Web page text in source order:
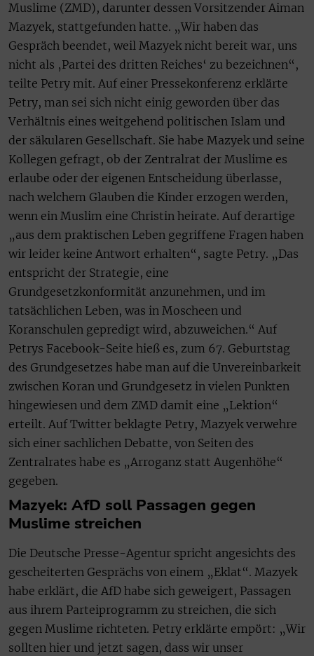
Muslime (ZMD), darunter dessen Vorsitzender Aiman
Mazyek, stattgefunden hatte. „Wir haben das
Gespräch beendet, weil Mazyek nicht bereit war, uns
nicht als ‚Partei des dritten Reiches‘ zu bezeichnen“,
teilte Petry mit. Auf einer Pressekonferenz erklärte
Petry, man sei sich nicht einig geworden über das
Verhältnis eines weitgehend politischen Islam und
der säkularen Gesellschaft. Sie habe Mazyek und seine
Kollegen gefragt, ob der Zentralrat der Muslime es
erlaube oder der eigenen Entscheidung überlasse,
nach welchem Glauben die Kinder erzogen werden,
wenn ein Muslim eine Christin heirate. Auf derartige
„aus dem praktischen Leben gegriffene Fragen haben
wir leider keine Antwort erhalten“, sagte Petry. „Das
entspricht der Strategie, eine
Grundgesetzkonformität anzunehmen, und im
tatsächlichen Leben, was in Moscheen und
Koranschulen gepredigt wird, abzuweichen.“ Auf
Petrys Facebook-Seite hieß es, zum 67. Geburtstag
des Grundgesetzes habe man auf die Unvereinbarkeit
zwischen Koran und Grundgesetz in vielen Punkten
hingewiesen und dem ZMD damit eine „Lektion“
erteilt. Auf Twitter beklagte Petry, Mazyek verwehre
sich einer sachlichen Debatte, von Seiten des
Zentralrates habe es „Arroganz statt Augenhöhe“
gegeben.
Mazyek: AfD soll Passagen gegen
Muslime streichen
Die Deutsche Presse-Agentur spricht angesichts des
gescheiterten Gesprächs von einem „Eklat“. Mazyek
habe erklärt, die AfD habe sich geweigert, Passagen
aus ihrem Parteiprogramm zu streichen, die sich
gegen Muslime richteten. Petry erklärte empört: „Wir
sollten hier und jetzt sagen, dass wir unser